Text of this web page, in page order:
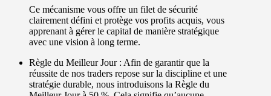
Ce mécanisme vous offre un filet de sécurité
clairement défini et protège vos profits acquis, vous
apprenant à gérer le capital de manière stratégique
avec une vision à long terme.
Règle du Meilleur Jour : Afin de garantir que la
réussite de nos traders repose sur la discipline et une
stratégie durable, nous introduisons la Règle du